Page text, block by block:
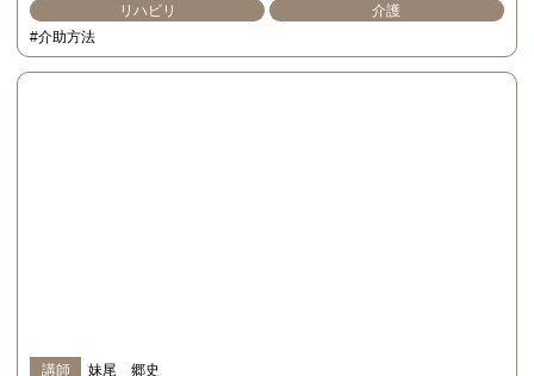
リハビリ
介護
#介助方法
講師
妹尾 郷史